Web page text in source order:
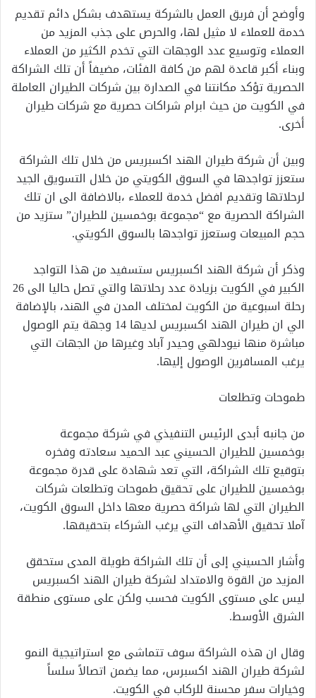
وأوضح أن فريق العمل بالشركة يستهدف بشكل دائم تقديم
خدمة للعملاء لا مثيل لها، والحرص على جذب المزيد من
العملاء وتوسيع عدد الوجهات التي تخدم الكثير من العملاء
وبناء أكبر قاعدة لهم من كافة الفئات، مضيفاً أن تلك الشراكة
الحصرية تؤكد مكانتنا في الصدارة بين شركات الطيران العاملة
في الكويت من حيث ابرام شراكات حصرية مع شركات طيران
أخرى.
وبين أن شركة طيران الهند اكسبريس من خلال تلك الشراكة
ستعزز تواجدها في السوق الكويتي من خلال التسويق الجيد
لرحلاتها وتقديم افضل خدمة للعملاء ،بالاضافة الى ان تلك
الشراكة الحصرية مع “مجموعة بوخمسين للطيران” ستزيد من
حجم المبيعات وستعزز تواجدها بالسوق الكويتي.
وذكر أن شركة الهند اكسبريس ستسفيد من هذا التواجد
الكبير في الكويت بزيادة عدد رحلاتها والتي تصل حاليا الى 26
رحلة اسبوعية من الكويت لمختلف المدن في الهند، بالإضافة
الي ان طيران الهند اكسبريس لديها 14 وجهة يتم الوصول
مباشرة منها نيودلهي وحيدر آباد وغيرها من الجهات التي
يرغب المسافرين الوصول إليها.
طموحات وتطلعات
من جانبه أبدى الرئيس التنفيذي في شركة مجموعة
بوخمسين للطيران الحسيني عبد الحميد سعادته وفخره
بتوقيع تلك الشراكة، التي تعد شهادة على قدرة مجموعة
بوخمسين للطيران على تحقيق طموحات وتطلعات شركات
الطيران التي لها شراكة حصرية معها داخل السوق الكويت،
آملا تحقيق الأهداف التي يرغب الشركاء بتحقيقها.
وأشار الحسيني إلى أن تلك الشراكة طويلة المدى ستحقق
المزيد من القوة والامتداد لشركة طيران الهند اكسبريس
ليس على مستوى الكويت فحسب ولكن على مستوى منطقة
الشرق الأوسط.
وقال ان هذه الشراكة سوف تتماشى مع استراتيجية النمو
لشركة طيران الهند اكسبرس، مما يضمن اتصالاً سلساً
وخيارات سفر محسنة للركاب في الكويت.